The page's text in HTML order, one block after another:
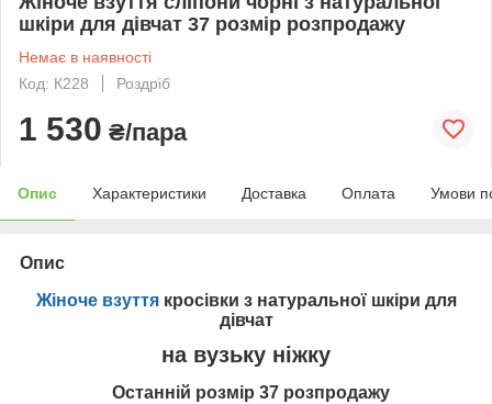
шкіри для дівчат 37 розмір розпродажу
Немає в наявності
Код: К228
Роздріб
1 530 ₴/пара
Опис Характеристики Доставка Оплата Умови
Опис
Жіноче взуттякросівки з натуральної шкіри для
дівчат
на вузьку ніжку
Останній розмір 37 розпродажу